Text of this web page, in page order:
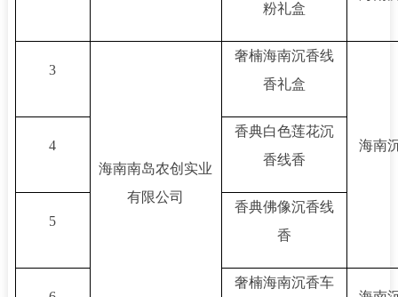
粉礼盒
3
海南南岛农创实业
有限公司
奢楠海南沉香线
香礼盒
海南
4
香典白色莲花沉
香线香
5
香典佛像沉香线
香
奢楠海南沉香车